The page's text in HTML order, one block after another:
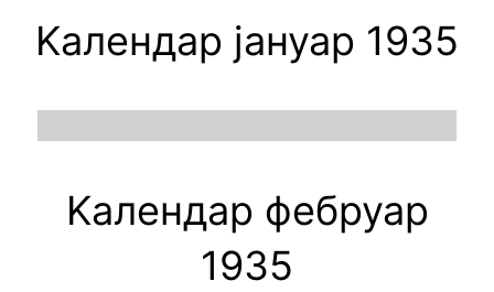
Kалендар јануар 1935
Kалендар фебруар
1935